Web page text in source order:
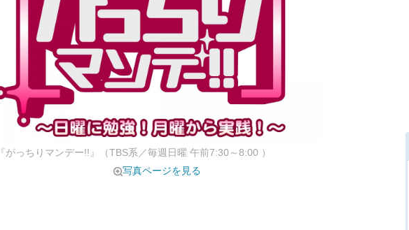
『がっちりマンデー!!』（TBS系／毎週日曜 午前7:30～8:00 ）
写真ページを見る